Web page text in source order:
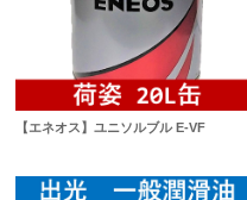
【エネオス】ユニソルブル E-VF